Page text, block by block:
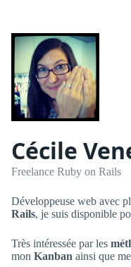
Cécile
Freelance Ruby on Rails
Développeuse web avec
Rails, je suis disponible
Très intéressée par les
mon Kanban ainsi que